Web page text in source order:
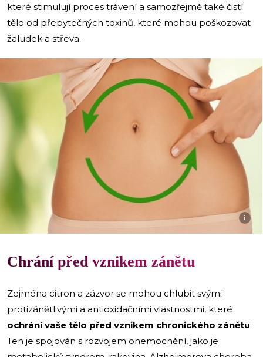
které stimulují proces trávení a samozřejmě také čistí
tělo od přebytečných toxinů, které mohou poškozovat
žaludek a střeva.
i
Chrání před vznikem zánětu
Zejména citron a zázvor se mohou chlubit svými
protizánětlivými a antioxidačními vlastnostmi, které
ochrání vaše tělo před vznikem chronického zánětu.
Ten je spojován s rozvojem onemocnění, jako je